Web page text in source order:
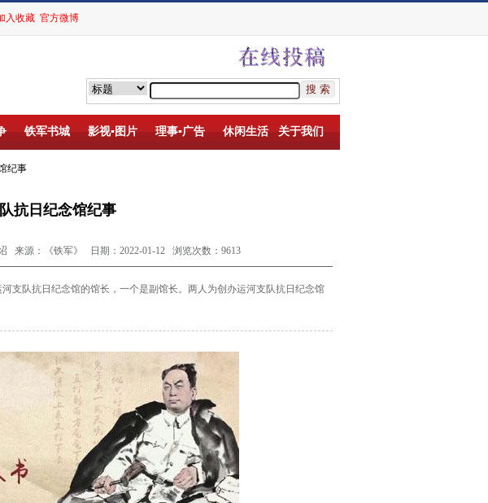
入收藏 官方微博
铁军书城 影视▪图片 理事▪广告 休闲生活 关于我们
纪事
抗日纪念馆纪事
来源：《铁军》 日期：2022-01-12 浏览次数：9613
支队抗日纪念馆的馆长，一个是副馆长。两人为创办运河支队抗日纪念馆